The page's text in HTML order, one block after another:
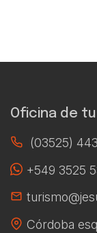
Oficina de
(03525)
+549 3525
Córdoba